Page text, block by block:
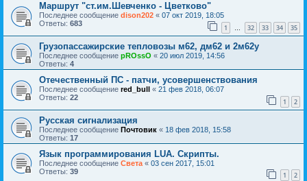
Маршрут "ст.им.Шевченко - Цветково"
Последнее сообщение dison202 « 07 окт 2019, 18:05
Ответы: 683 1 … 32 33 34 35
Грузопассажирские тепловозы м62, дм62 и 2м62у
Последнее сообщение pROssO « 20 июл 2019, 14:56
Ответы: 4
Отечественный ПС - патчи, усовершенствования
Последнее сообщение red_bull « 21 фев 2018, 06:07
Ответы: 22 1 2
Русская сигнализация
Последнее сообщение Почтовик « 18 фев 2018, 15:58
Ответы: 17
Язык программирования LUA. Скрипты.
Последнее сообщение Света « 03 сен 2017, 15:01
Ответы: 39 1 2